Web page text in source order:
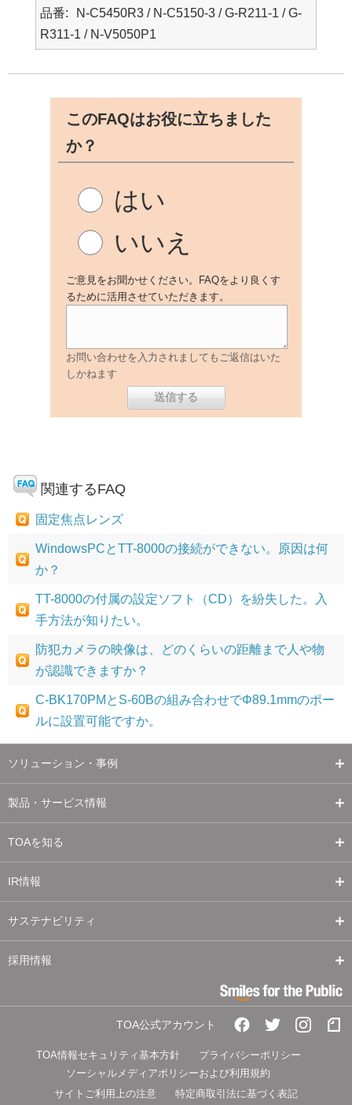
品番
N-C5450R3 / N-C5150-3 / G-R211-1 / G-
R311-1 / N-V5050P1
このFAQはお役に立ちました
か？
はい
いいえ
ご意見をお聞かせください。FAQをより良くす
るために活用させていただきます。
お問い合わせを入力されましてもご返信はいた
しかねます
関連するFAQ
固定焦点レンズ
WindowsPCとTT-8000の接続ができない。原因は何
か？
TT-8000の付属の設定ソフト（CD）を紛失した。入
手方法が知りたい。
防犯カメラの映像は、どのくらいの距離まで人や物
が認識できますか？
C-BK170PMとS-60Bの組み合わせでΦ89.1mmのポー
ルに設置可能ですか。
ソリューション・事例
製品・サービス情報
TOAを知る
IR情報
サステナビリティ
採用情報
TOA公式アカウント
TOA情報セキュリティ基本方針
プライバシーポリシー
ソーシャルメディアポリシーおよび利用規約
サイトご利用上の注意
特定商取引法に基づく表記